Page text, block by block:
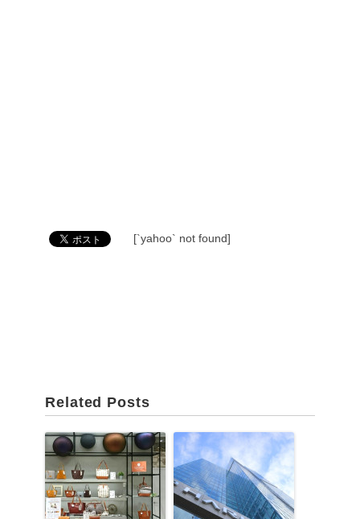
[`yahoo` not found]
Related Posts